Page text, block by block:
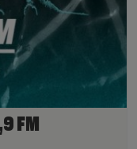
FM